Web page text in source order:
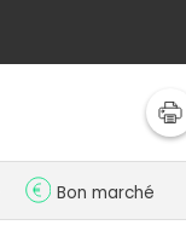
Bon marché